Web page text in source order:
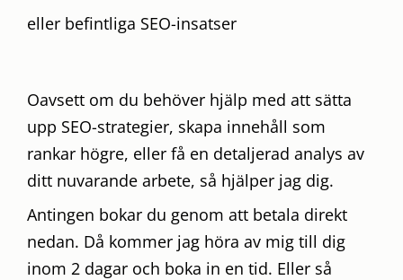
eller befintliga SEO-insatser
Oavsett om du behöver hjälp med att sätta
upp SEO-strategier, skapa innehåll som
rankar högre, eller få en detaljerad analys av
ditt nuvarande arbete, så hjälper jag dig.
Antingen bokar du genom att betala direkt
nedan. Då kommer jag höra av mig till dig
inom 2 dagar och boka in en tid. Eller så